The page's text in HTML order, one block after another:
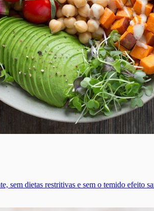
sem dietas restritivas e sem o temido efeito